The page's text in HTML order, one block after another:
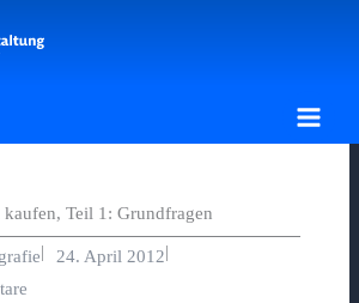
kaufen, Teil 1: Grundfragen
| 24. April 2012|